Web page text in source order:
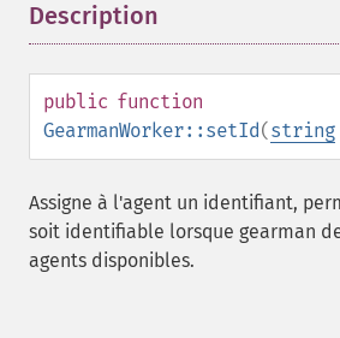
Description
public function
GearmanWorker::setId(string
Assigne à l'agent un identifiant,
soit identifiable lorsque gearman
agents disponibles.